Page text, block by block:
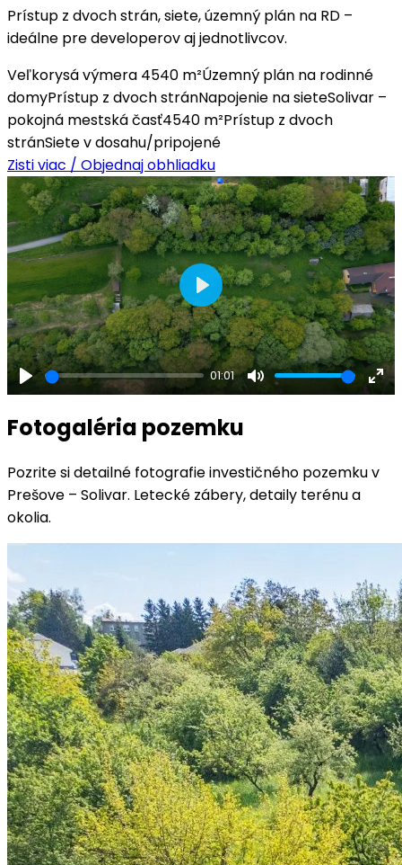
Prístup z dvoch strán, siete, územný plán na RD –
ideálne pre developerov aj jednotlivcov.
Veľkorysá výmera 4540 m²Územný plán na rodinné
domyPrístup z dvoch stránNapojenie na sieteSolivar –
pokojná mestská časť4540 m²Prístup z dvoch
stránSiete v dosahu/pripojené
Zisti viac / Objednaj obhliadku
Play
01:01
Mute
Play
Fotogaléria pozemku
Pozrite si detailné fotografie investičného pozemku v
Prešove – Solivar. Letecké zábery, detaily terénu a
okolia.